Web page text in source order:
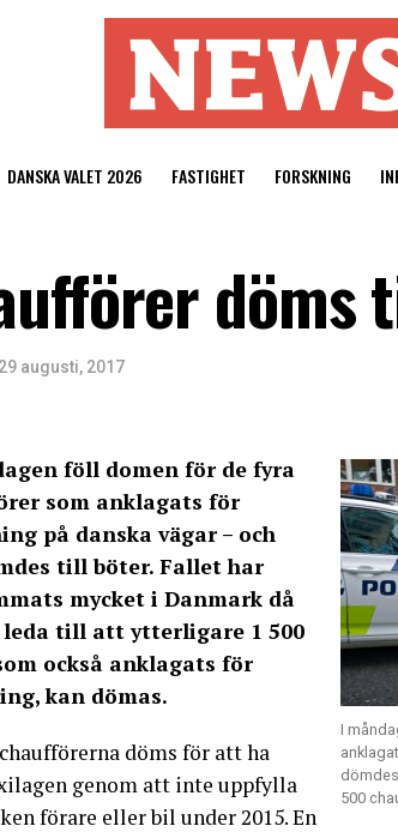
DANSKA VALET 2026 FASTIGHET FORSKNING
29 augusti, 2017
I
500
föll domen för de fyra
som anklagats för
på danska vägar – och
till böter. Fallet har
mycket i Danmark då
till att ytterligare 1 500
också anklagats för
kan dömas.
döms för att ha
genom att inte uppfylla
förare eller bil under 2015. En